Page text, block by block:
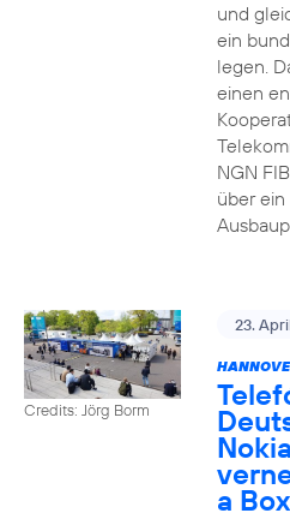
und
ein
legen.
einen
NGN
über ein
Credits: Jörg Borm
23.
a